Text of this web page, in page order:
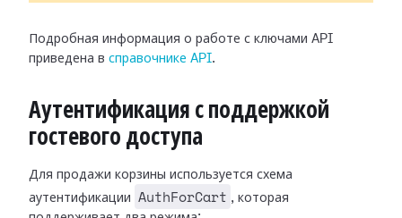
Подробная информация о работе с ключами API
приведена в справочнике API.
Аутентификация с поддержкой
гостевого доступа
Для продажи корзины используется схема
аутентификации
AuthForCart , которая